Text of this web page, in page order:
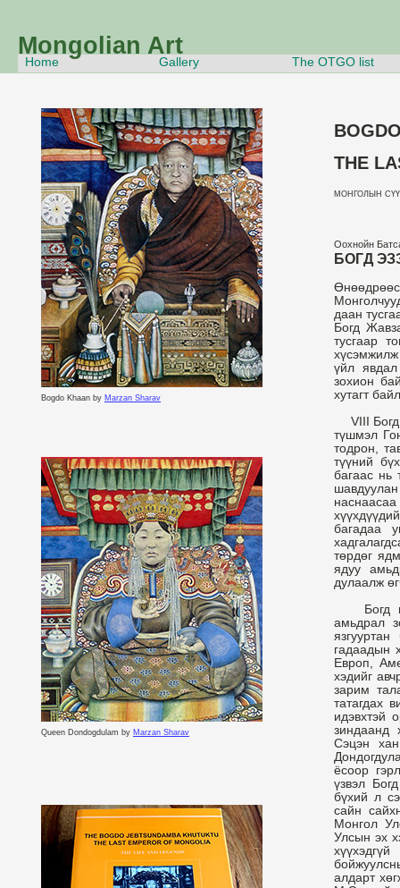
Bogdo Khaan by Marzan Sharav
Queen Dondogdulam by Marzan Sharav
THE
МОНГОЛЫН
Оохнойн
БОГД
даан
Богд
тусгаар
хүсэмжилж
үйл
зохион
хутагт
VIII Богд
түшмэл
тодрон,
түүний
багаас нь
багадаа
төрдөг
ядуу
дулаалж
Богд
амьдрал
гадаадын
Европ,
хэдийг
зарим
татагдах
идэвхтэй
зиндаанд
Сэцэн
ёсоор
үзвэл
бүхий л
сайн
Монгол
Улсын эх
алдарт
Mongolian Art
Home Gallery The OTGO list